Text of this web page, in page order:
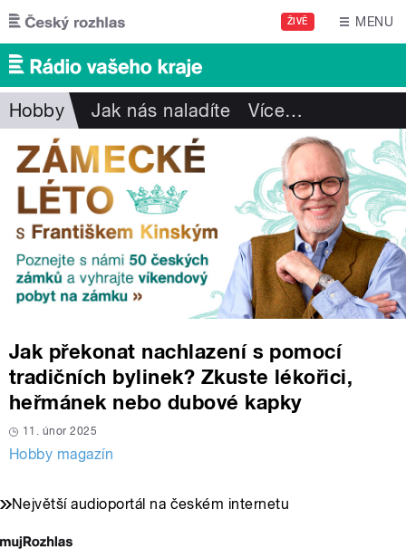
Přejít k hlavnímu obsahu
ŽIVĚ MENU
Hobby Jak nás naladíte Více…
Jak překonat nachlazení s pomocí
tradičních bylinek? Zkuste lékořici,
heřmánek nebo dubové kapky
11. únor 2025
Hobby magazín
Největší audioportál na českém internetu